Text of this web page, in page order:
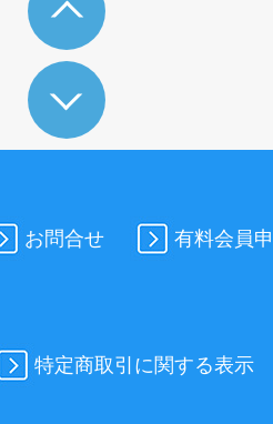
お問合せ 有料会員
特定商取引に関する表示